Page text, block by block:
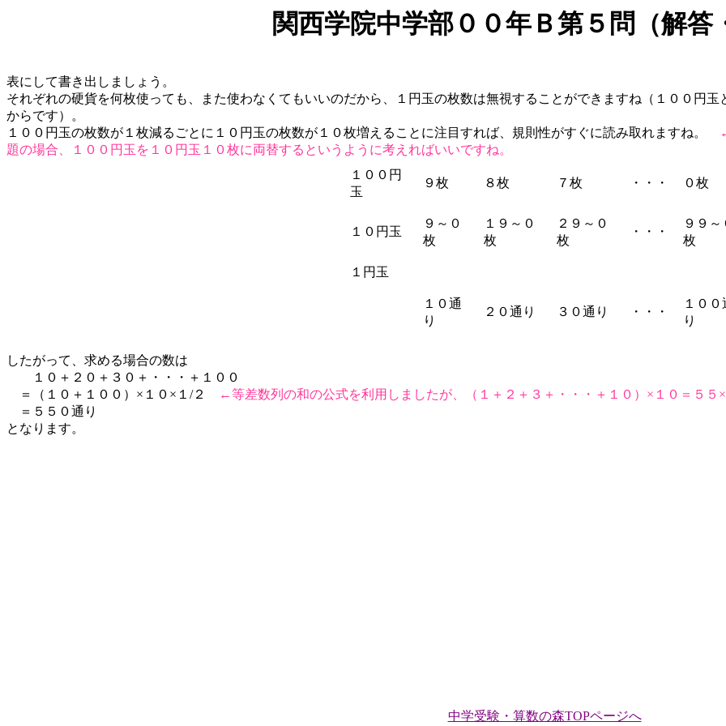
関西学院中学部００年Ｂ第５問（解答
表にして書き出しましょう。
それぞれの硬貨を何枚使っても、また使わなくてもいいのだから、１円玉の枚数は無視することができますね（１００円
からです）。
１００円玉の枚数が１枚減るごとに１０円玉の枚数が１０枚増えることに注目すれば、規則性がすぐに読み取れますね。
題の場合、１００円玉を１０円玉１０枚に両替するというように考えればいいですね。
１００円
玉
９枚 ８枚 ７枚 ・・・ ０枚
１０円玉
９～０
枚
１９～０
枚
２９～０
枚
・・・
９９～
枚
１円玉
１０通
り
２０通り ３０通り ・・・
１００
り
したがって、求める場合の数は
１０＋２０＋３０＋・・・＋１００
＝（１０＋１００）×１０×１/２
←等差数列の和の公式を利用しましたが、（１＋２＋３＋・・・＋１０）×１０＝５５
＝５５０通り
となります。
中学受験・算数の森TOPページへ